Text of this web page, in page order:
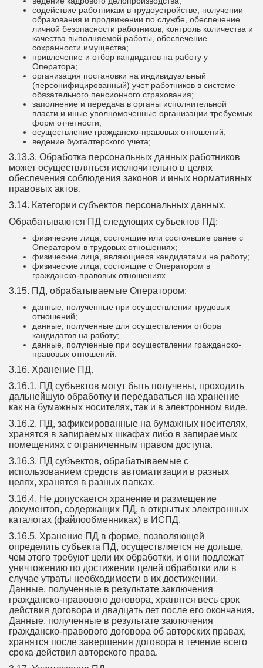
содействие работникам в трудоустройстве, получении
образования и продвижении по службе, обеспечение
личной безопасности работников, контроль количества и
качества выполняемой работы, обеспечение
сохранности имущества;
привлечение и отбор кандидатов на работу у
Оператора;
организация постановки на индивидуальный
(персонифицированный) учет работников в системе
обязательного пенсионного страхования;
заполнение и передача в органы исполнительной
власти и иные уполномоченные организации требуемых
форм отчетности;
осуществление гражданско-правовых отношений;
ведение бухгалтерского учета;
3.13.3. Обработка персональных данных работников
может осуществляться исключительно в целях
обеспечения соблюдения законов и иных нормативных
правовых актов.
3.14. Категории субъектов персональных данных.
Обрабатываются ПД следующих субъектов ПД:
физические лица, состоящие или состоявшие ранее с
Оператором в трудовых отношениях;
физические лица, являющиеся кандидатами на работу;
физические лица, состоящие с Оператором в
гражданско-правовых отношениях.
3.15. ПД, обрабатываемые Оператором:
данные, полученные при осуществлении трудовых
отношений;
данные, полученные для осуществления отбора
кандидатов на работу;
данные, полученные при осуществлении гражданско-
правовых отношений.
3.16. Хранение ПД.
3.16.1. ПД субъектов могут быть получены, проходить
дальнейшую обработку и передаваться на хранение
как на бумажных носителях, так и в электронном виде.
3.16.2. ПД, зафиксированные на бумажных носителях,
хранятся в запираемых шкафах либо в запираемых
помещениях с ограниченным правом доступа.
3.16.3. ПД субъектов, обрабатываемые с
использованием средств автоматизации в разных
целях, хранятся в разных папках.
3.16.4. Не допускается хранение и размещение
документов, содержащих ПД, в открытых электронных
каталогах (файлообменниках) в ИСПД.
3.16.5. Хранение ПД в форме, позволяющей
определить субъекта ПД, осуществляется не дольше,
чем этого требуют цели их обработки, и они подлежат
уничтожению по достижении целей обработки или в
случае утраты необходимости в их достижении.
Данные, полученные в результате заключения
гражданско-правового договора, хранятся весь срок
действия договора и двадцать лет после его окончания.
Данные, полученные в результате заключения
гражданско-правового договора об авторских правах,
хранятся после завершения договора в течение всего
срока действия авторского права.